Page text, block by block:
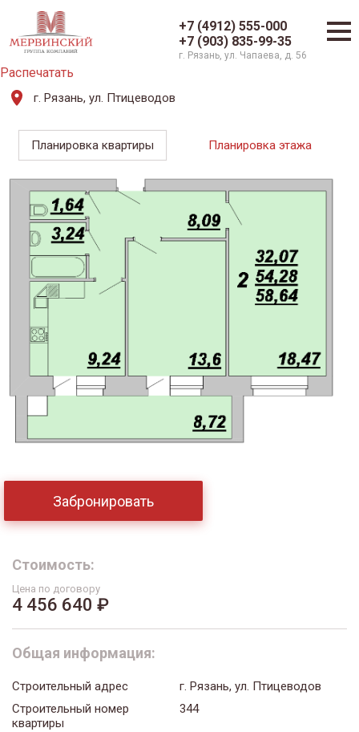
+7 (4912) 555-000
+7 (903) 835-99-35
г. Рязань, ул. Чапаева, д. 56
Распечатать
г. Рязань, ул. Птицеводов
Планировка квартиры Планировка этажа
Забронировать
Стоимость:
Цена по договору
4 456 640 ₽
Общая информация:
Строительный адрес
г. Рязань, ул. Птицеводов
Строительный номер
квартиры
344